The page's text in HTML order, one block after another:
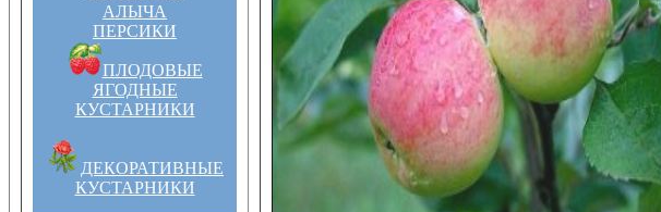
АЛЫЧА
ПЕРСИКИ
ПЛОДОВЫЕ
ЯГОДНЫЕ
КУСТАРНИКИ
ДЕКОРАТИВНЫЕ
КУСТАРНИКИ